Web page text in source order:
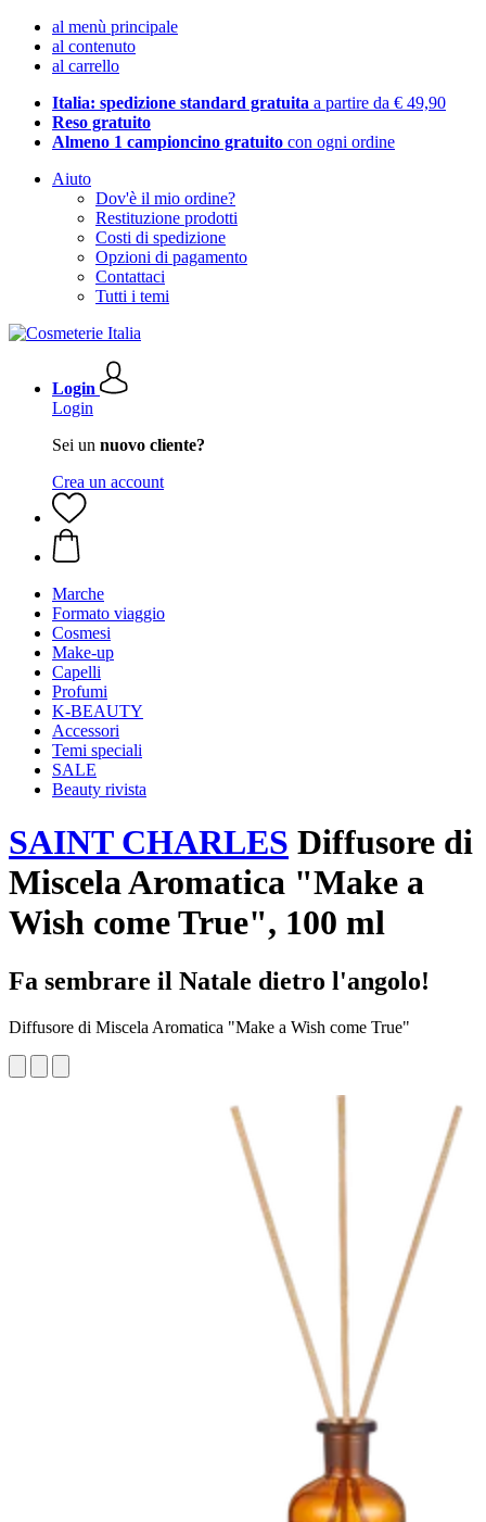
al menù principale
al contenuto
al carrello
Italia: spedizione standard gratuita a partire da € 49,90
Reso gratuito
Almeno 1 campioncino gratuito con ogni ordine
Aiuto
Dov'è il mio ordine?
Restituzione prodotti
Costi di spedizione
Opzioni di pagamento
Contattaci
Tutti i temi
Login
Login
Sei un nuovo cliente?
Crea un account
Marche
Formato viaggio
Cosmesi
Make-up
Capelli
Profumi
K-BEAUTY
Accessori
Temi speciali
SALE
Beauty rivista
SAINT CHARLES Diffusore di
Miscela Aromatica "Make a
Wish come True", 100 ml
Fa sembrare il Natale dietro l'angolo!
Diffusore di Miscela Aromatica "Make a Wish come True"